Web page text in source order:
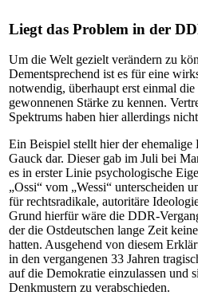
Liegt das Problem in der
Um die Welt gezielt verändern zu
Dementsprechend ist es für eine
notwendig, überhaupt erst einmal
gewonnenen Stärke zu kennen.
Spektrums haben hier allerdings
Ein Beispiel stellt hier der ehemalige
Gauck dar. Dieser gab im Juli bei
es in erster Linie psychologische
„Ossi“ vom „Wessi“ unterscheiden
für rechtsradikale, autoritäre
Grund hierfür wäre die DDR-
der die Ostdeutschen lange Zeit
hatten. Ausgehend von diesem
in den vergangenen 33 Jahren
auf die Demokratie einzulassen und
Denkmustern zu verabschieden.